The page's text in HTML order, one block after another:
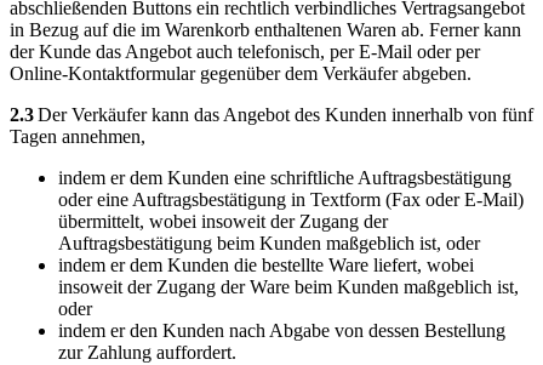
abschließenden Buttons ein rechtlich verbindliches Vertragsangebot
in Bezug auf die im Warenkorb enthaltenen Waren ab. Ferner kann
der Kunde das Angebot auch telefonisch, per E-Mail oder per
Online-Kontaktformular gegenüber dem Verkäufer abgeben.
2.3Der Verkäufer kann das Angebot des Kunden innerhalb von fünf
Tagen annehmen,
indem er dem Kunden eine schriftliche Auftragsbestätigung
oder eine Auftragsbestätigung in Textform (Fax oder E-Mail)
übermittelt, wobei insoweit der Zugang der
Auftragsbestätigung beim Kunden maßgeblich ist, oder
indem er dem Kunden die bestellte Ware liefert, wobei
insoweit der Zugang der Ware beim Kunden maßgeblich ist,
oder
indem er den Kunden nach Abgabe von dessen Bestellung
zur Zahlung auffordert.